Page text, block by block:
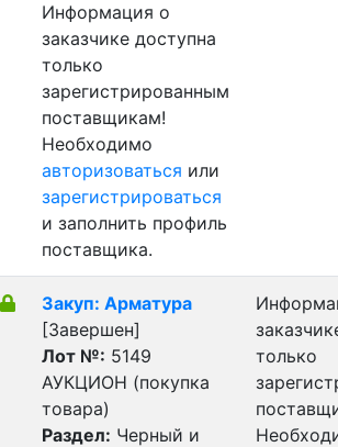
Информация о
заказчике доступна
только
зарегистрированным
поставщикам!
Необходимо
авторизоваться или
зарегистрироваться
и заполнить профиль
поставщика.
Закуп: Арматура
[Завершен]
Лот №: 5149
АУКЦИОН (покупка
товара)
Раздел: Черный и
только